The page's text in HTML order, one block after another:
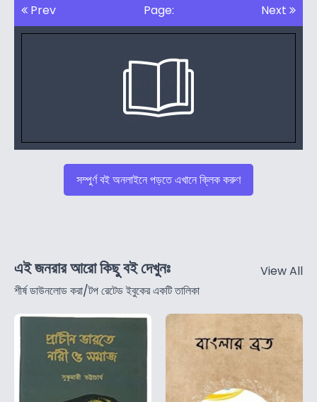
Prev Page: Next
সম্পুর্ণ বই অনলাইনে পড়তে এখানে ক্লিক করুণ
এই জনরার আরো কিছু বই দেখুনঃ
শীর্ষ ডাউনলোড করা/টপ রেটেড ইবুকের একটি তালিকা
View All